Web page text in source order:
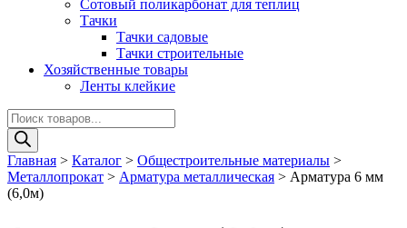
Сотовый поликарбонат для теплиц
Тачки
Тачки садовые
Тачки строительные
Хозяйственные товары
Ленты клейкие
Поиск
товаров
Главная > Каталог > Общестроительные материалы >
Металлопрокат > Арматура металлическая > Арматура 6 мм
(6,0м)